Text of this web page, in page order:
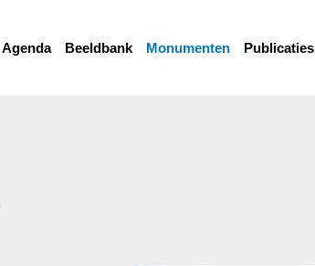
Agenda Beeldbank Monumenten Publicaties